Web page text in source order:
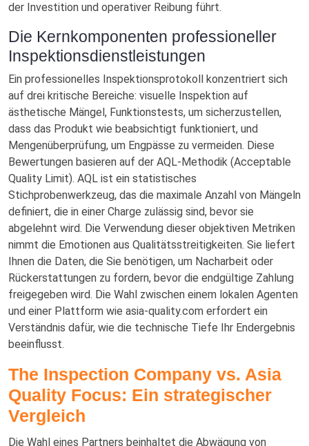
der Investition und operativer Reibung führt.
Die Kernkomponenten professioneller
Inspektionsdienstleistungen
Ein professionelles Inspektionsprotokoll konzentriert sich
auf drei kritische Bereiche: visuelle Inspektion auf
ästhetische Mängel, Funktionstests, um sicherzustellen,
dass das Produkt wie beabsichtigt funktioniert, und
Mengenüberprüfung, um Engpässe zu vermeiden. Diese
Bewertungen basieren auf der AQL-Methodik (Acceptable
Quality Limit). AQL ist ein statistisches
Stichprobenwerkzeug, das die maximale Anzahl von Mängeln
definiert, die in einer Charge zulässig sind, bevor sie
abgelehnt wird. Die Verwendung dieser objektiven Metriken
nimmt die Emotionen aus Qualitätsstreitigkeiten. Sie liefert
Ihnen die Daten, die Sie benötigen, um Nacharbeit oder
Rückerstattungen zu fordern, bevor die endgültige Zahlung
freigegeben wird. Die Wahl zwischen einem lokalen Agenten
und einer Plattform wie asia-quality.com erfordert ein
Verständnis dafür, wie die technische Tiefe Ihr Endergebnis
beeinflusst.
The Inspection Company vs. Asia
Quality Focus: Ein strategischer
Vergleich
Die Wahl eines Partners beinhaltet die Abwägung von